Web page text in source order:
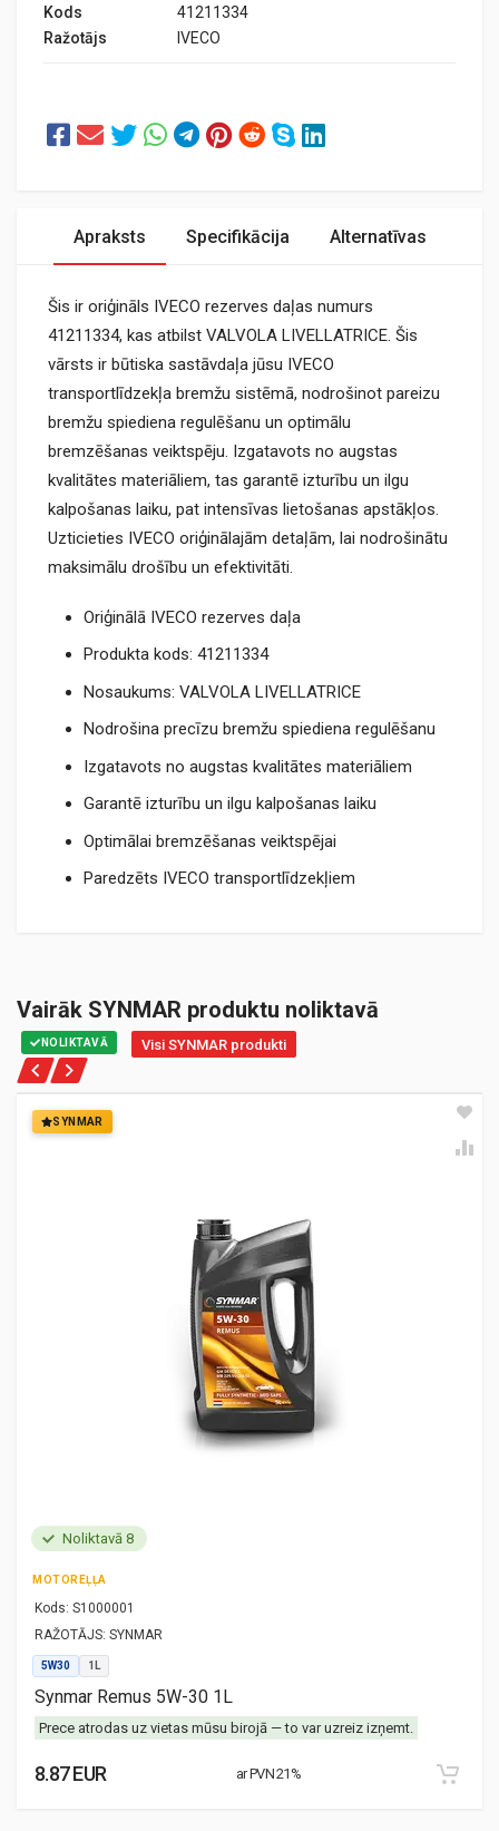
Kods
41211334
Ražotājs
IVECO
Apraksts Specifikācija Alternatīvas
Šis ir oriģināls IVECO rezerves daļas numurs
41211334, kas atbilst VALVOLA LIVELLATRICE. Šis
vārsts ir būtiska sastāvdaļa jūsu IVECO
transportlīdzekļa bremžu sistēmā, nodrošinot pareizu
bremžu spiediena regulēšanu un optimālu
bremzēšanas veiktspēju. Izgatavots no augstas
kvalitātes materiāliem, tas garantē izturību un ilgu
kalpošanas laiku, pat intensīvas lietošanas apstākļos.
Uzticieties IVECO oriģinālajām detaļām, lai nodrošinātu
maksimālu drošību un efektivitāti.
Oriģinālā IVECO rezerves daļa
Produkta kods: 41211334
Nosaukums: VALVOLA LIVELLATRICE
Nodrošina precīzu bremžu spiediena regulēšanu
Izgatavots no augstas kvalitātes materiāliem
Garantē izturību un ilgu kalpošanas laiku
Optimālai bremzēšanas veiktspējai
Paredzēts IVECO transportlīdzekļiem
Vairāk SYNMAR produktu noliktavā
NOLIKTAVĀ Visi SYNMAR produkti
SYNMAR
Noliktavā 8
MOTOREĻĻA
Kods: S1000001
RAŽOTĀJS: SYNMAR
5W30 1L
Synmar Remus 5W-30 1L
Prece atrodas uz vietas mūsu birojā — to var uzreiz izņemt.
8.87 EUR ar PVN 21%